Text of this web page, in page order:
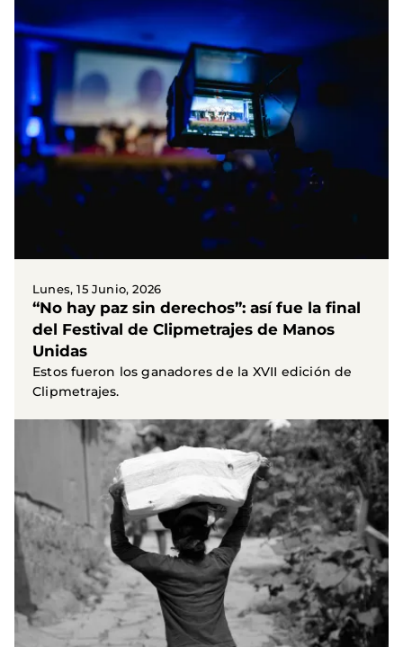
Lunes, 15 Junio, 2026
“No hay paz sin derechos”: así fue la final
del Festival de Clipmetrajes de Manos
Unidas
Estos fueron los ganadores de la XVII edición de
Clipmetrajes.